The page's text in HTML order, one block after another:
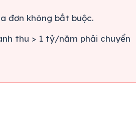
đơn không bắt buộc.
thu > 1 tỷ/năm phải chuyển